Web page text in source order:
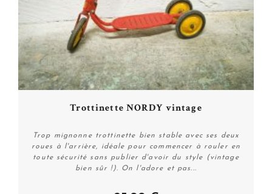
Trottinette NORDY vintage
Trop mignonne trottinette bien stable avec ses deux
roues à l'arrière, idéale pour commencer à rouler en
toute sécurité sans publier d'avoir du style (vintage
bien sûr !). On l'adore et pas...